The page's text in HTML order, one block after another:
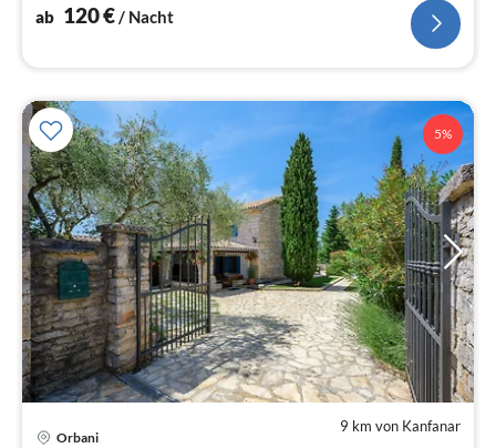
ab 120€/ Nacht
5%
9 km von Kanfanar
Orbani